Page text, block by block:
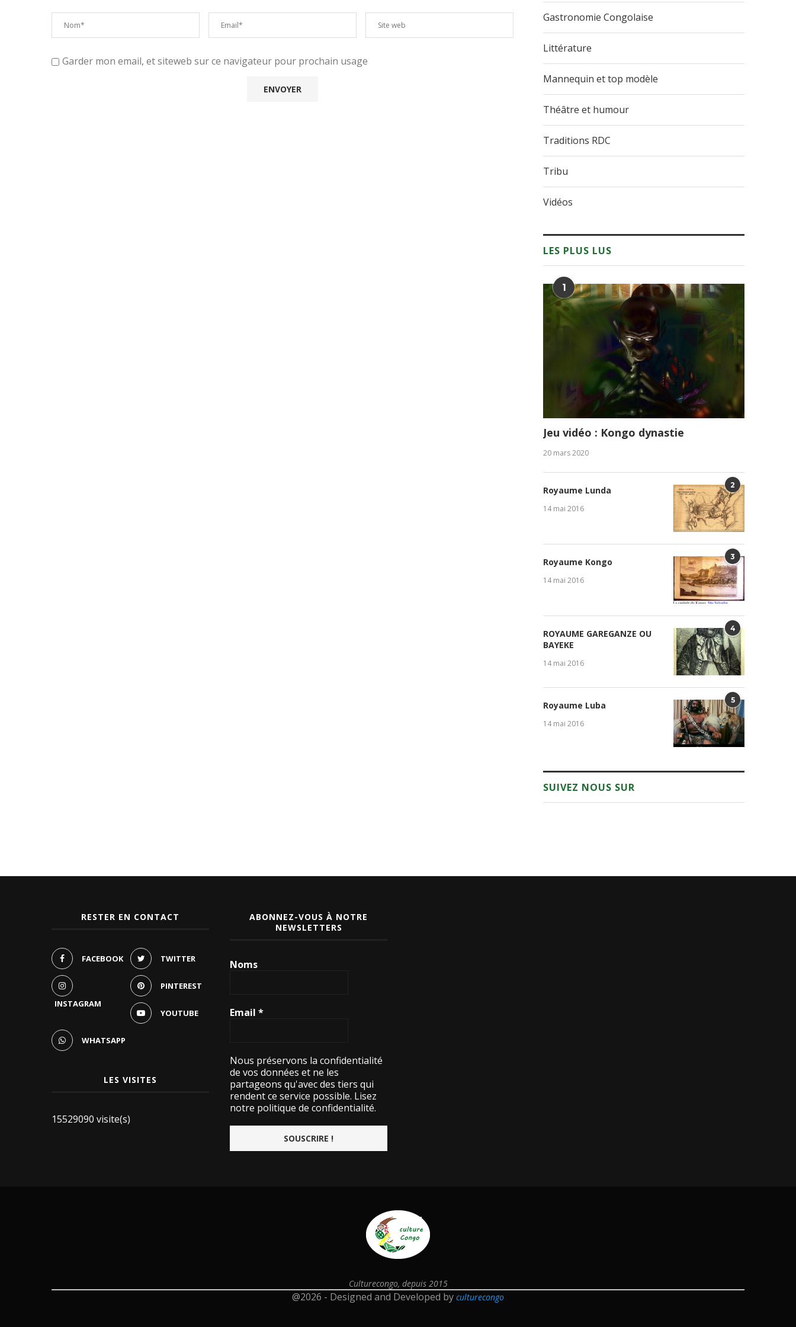
Garder mon email, et siteweb sur ce navigateur pour prochain usage
Gastronomie Congolaise
Littérature
Mannequin et top modèle
Théâtre et humour
Traditions RDC
Tribu
Vidéos
LES PLUS LUS
1
Jeu vidéo : Kongo dynastie
20 mars 2020
2
Royaume Lunda
14 mai 2016
3
Royaume Kongo
14 mai 2016
4
ROYAUME GAREGANZE OU
BAYEKE
14 mai 2016
5
Royaume Luba
14 mai 2016
SUIVEZ NOUS SUR
RESTER EN CONTACT
FACEBOOK TWITTER
INSTAGRAM
PINTEREST
YOUTUBE
WHATSAPP
LES VISITES
15529090 visite(s)
ABONNEZ-VOUS À NOTRE
NEWSLETTERS
Noms
Email*
Nous préservons la confidentialité
de vos données et ne les
partageons qu'avec des tiers qui
rendent ce service possible. Lisez
notre politique de confidentialité.
Culturecongo, depuis 2015
@2026 - Designed and Developed by culturecongo